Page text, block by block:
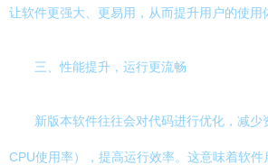
让软件更强大、更易用，从而提升用户的使用
三、性能提升，运行更流畅
新版本软件往往会对代码进行优化，减少
CPU使用率），提高运行效率。这意味着软件